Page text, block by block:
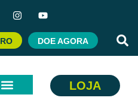
DOE AGORA
LOJA
a tag “carteira”